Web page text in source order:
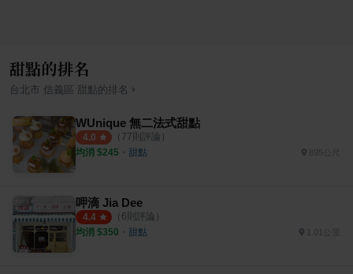
甜點的排名
台北市 信義區 甜點的排名 ›
WUnique 無二法式甜點
4.0 （ 77則評論）
均消 $245 ・ 甜點 895公尺
呷滴 Jia Dee
4.4 （ 6則評論）
均消 $350 ・ 甜點